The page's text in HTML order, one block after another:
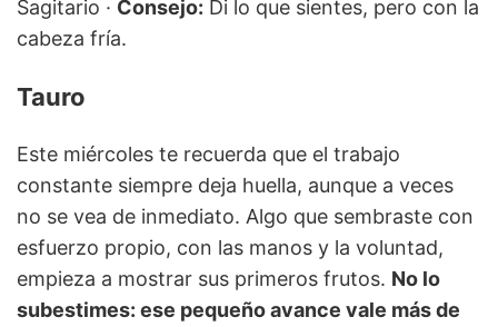
Sagitario · Consejo: Di lo que sientes, pero con la
cabeza fría.
Tauro
Este miércoles te recuerda que el trabajo
constante siempre deja huella, aunque a veces
no se vea de inmediato. Algo que sembraste con
esfuerzo propio, con las manos y la voluntad,
empieza a mostrar sus primeros frutos. No lo
subestimes: ese pequeño avance vale más de